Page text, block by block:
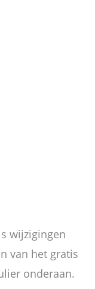
wijzigingen
van het gratis
onderaan.